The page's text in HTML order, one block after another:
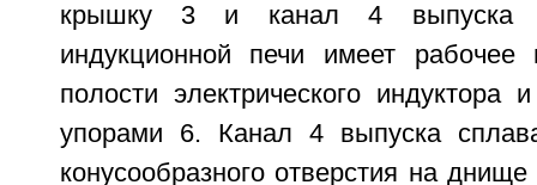
крышку 3 и канал 4 выпуска
индукционной печи имеет
полости электрического
упорами 6. Канал 4 выпуска
конусообразного отверстия на